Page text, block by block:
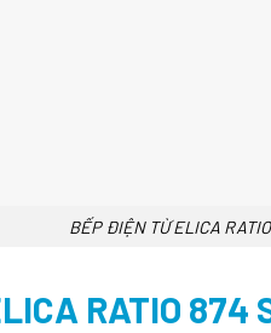
BẾP ĐIỆN TỪ ELICA
RATIO 874